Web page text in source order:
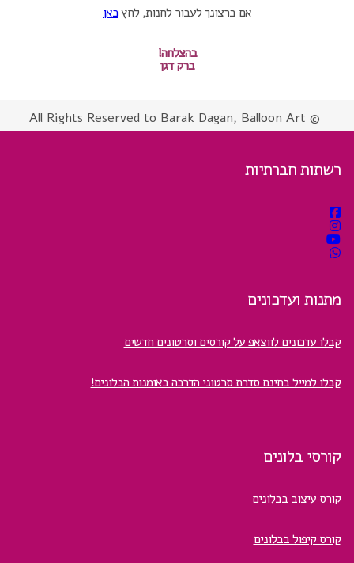
אם ברצונך לעבור לחנות, לחץכאן
בהצלחה!
ברק דגן
© All Rights Reserved to Barak Dagan, Balloon Art
רשתות חברתיות
מתנות ועדכונים
קבלו עדכונים לווצאפ על קורסים וסרטונים חדשים
קבלו למייל בחינם סדרת סרטוני הדרכה באומנות הבלונים!
קורסי בלונים
קורס עיצוב בבלונים
קורס קיפול בבלונים